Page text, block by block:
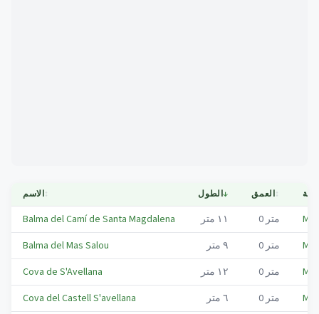
الاسم↕ الطول↓ العمق↕
Balma del Camí de Santa Magdalena ١١ متر 0 متر
Balma del Mas Salou
٩ متر 0 متر
Cova de S'Avellana
١٢ متر 0 متر
Cova del Castell S'avellana
٦ متر 0 متر